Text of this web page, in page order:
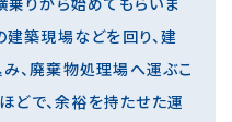
建築現場などを回り、建
、廃棄物処理場へ運ぶこ
どで、余裕を持たせた運